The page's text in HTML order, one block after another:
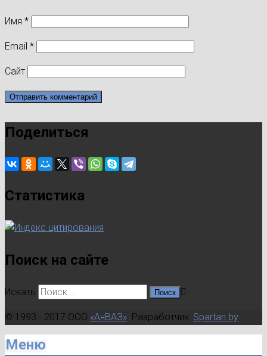
Имя *
Email *
Сайт
Поделиться
Статистика
Поиск на сайте
Искать
© 1993 - 2017 ООО «АнВАЗ» Разработчик: Spartan.by
Меню